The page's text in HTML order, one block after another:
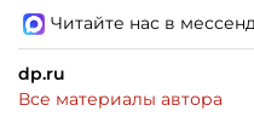
Читайте нас в
dp.ru
Все материалы автора